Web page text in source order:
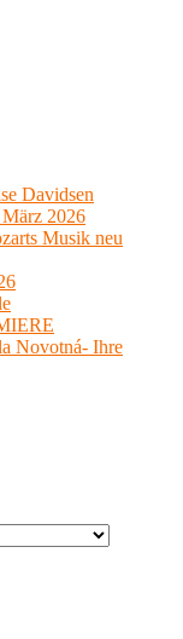
Davidsen
2026
Musik neu
Novotná- Ihre